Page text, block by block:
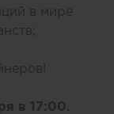
в мире
в 17:00.